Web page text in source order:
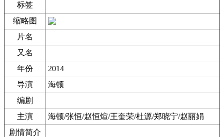
标签
缩略图
片名
又名
年份
2014
导演
海顿
编剧
主演
海顿/张恒/赵恒煊/王奎荣/杜源/郑晓宁/赵丽娟
剧情简介